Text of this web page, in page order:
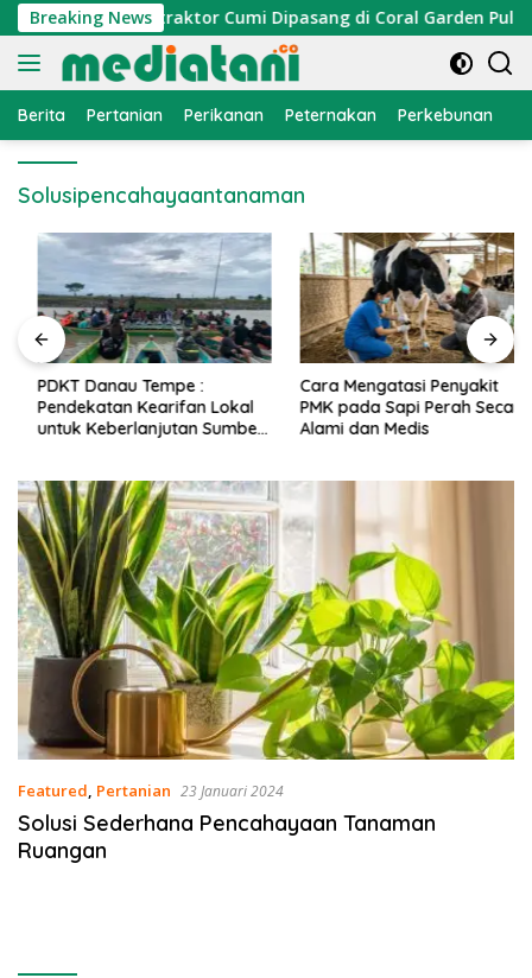
Langsung
ke
konten
Breaking News
Nelayan, Atraktor Cumi Dipasang di Coral Garden Pulau
Berita Pertanian Perikanan Peternakan Perkebunan
Solusipencahayaantanaman
PDKT Danau Tempe :
Pendekatan Kearifan Lokal
untuk Keberlanjutan Sumber
Cara Mengatasi Penyakit
PMK pada Sapi Perah Secara
Alami dan Medis
Featured, Pertanian 23 Januari 2024
Solusi Sederhana Pencahayaan Tanaman
Ruangan